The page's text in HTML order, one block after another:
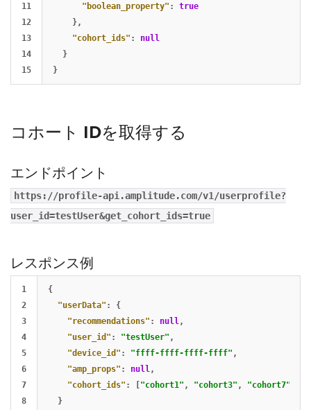
11
12
13
14
"boolean_property" :
true
},
"cohort_ids" :
null
}
}
コホート IDを取得する
エンドポイント
https://profile-api.amplitude.com/v1/userprofile?
user_id=testUser&get_cohort_ids=true
レスポンス例
1
2
3
4
5
6
7
8
{
"userData" :
{
"recommendations" : null ,
"user_id" : "testUser" ,
"device_id" : "ffff-ffff-ffff-ffff" ,
"amp_props" : null ,
"cohort_ids" : ["cohort1" , "cohort3" , "cohort7"
}